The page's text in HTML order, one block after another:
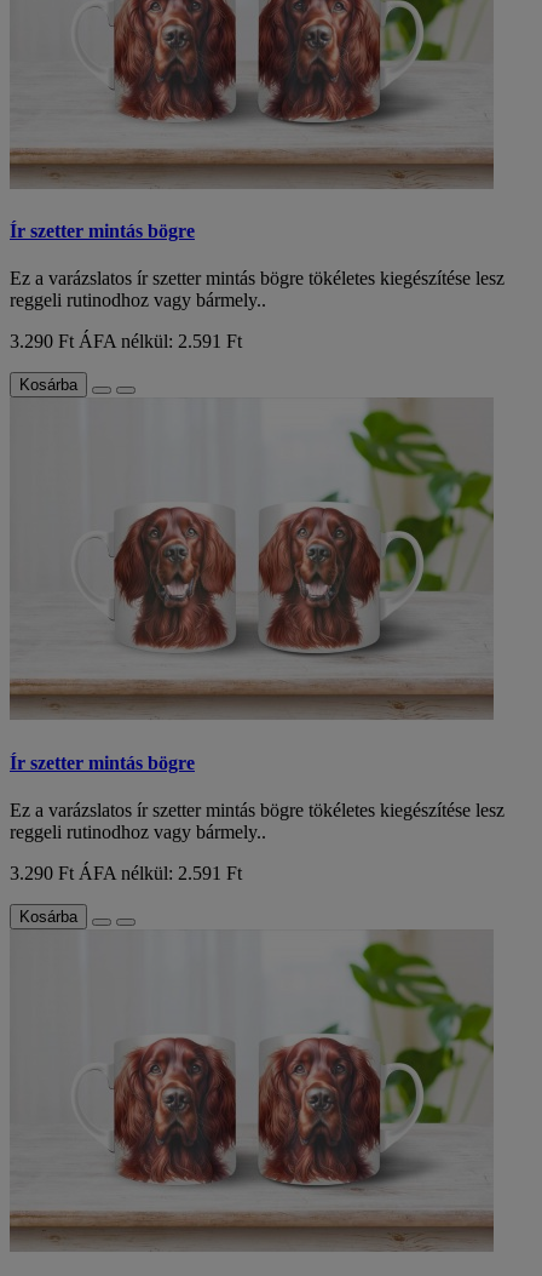
Ír szetter mintás bögre
Ez a varázslatos ír szetter mintás bögre tökéletes kiegészítése lesz
reggeli rutinodhoz vagy bármely..
3.290 Ft ÁFA nélkül: 2.591 Ft
Kosárba
Ír szetter mintás bögre
Ez a varázslatos ír szetter mintás bögre tökéletes kiegészítése lesz
reggeli rutinodhoz vagy bármely..
3.290 Ft ÁFA nélkül: 2.591 Ft
Kosárba